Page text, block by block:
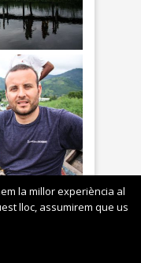
la millor experiència al
lloc, assumirem que us